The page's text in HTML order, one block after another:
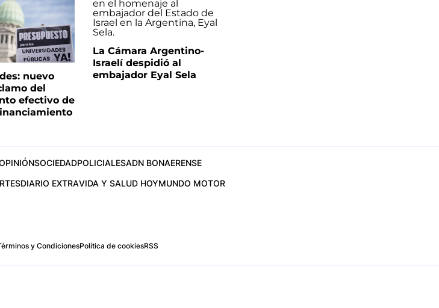
nuevo
del
efectivo de
La Cámara Argentino-
Israelí despidió al
embajador Eyal Sela
SOCIEDADPOLICIALESADN BONAERENSE
DIARIO EXTRAVIDA Y SALUD HOYMUNDO MOTOR
y CondicionesPolítica de cookiesRSS